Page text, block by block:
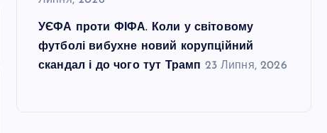
УЄФА проти ФІФА. Коли у світовому
футболі вибухне новий корупційний
скандал і до чого тут Трамп 23 Липня, 2026